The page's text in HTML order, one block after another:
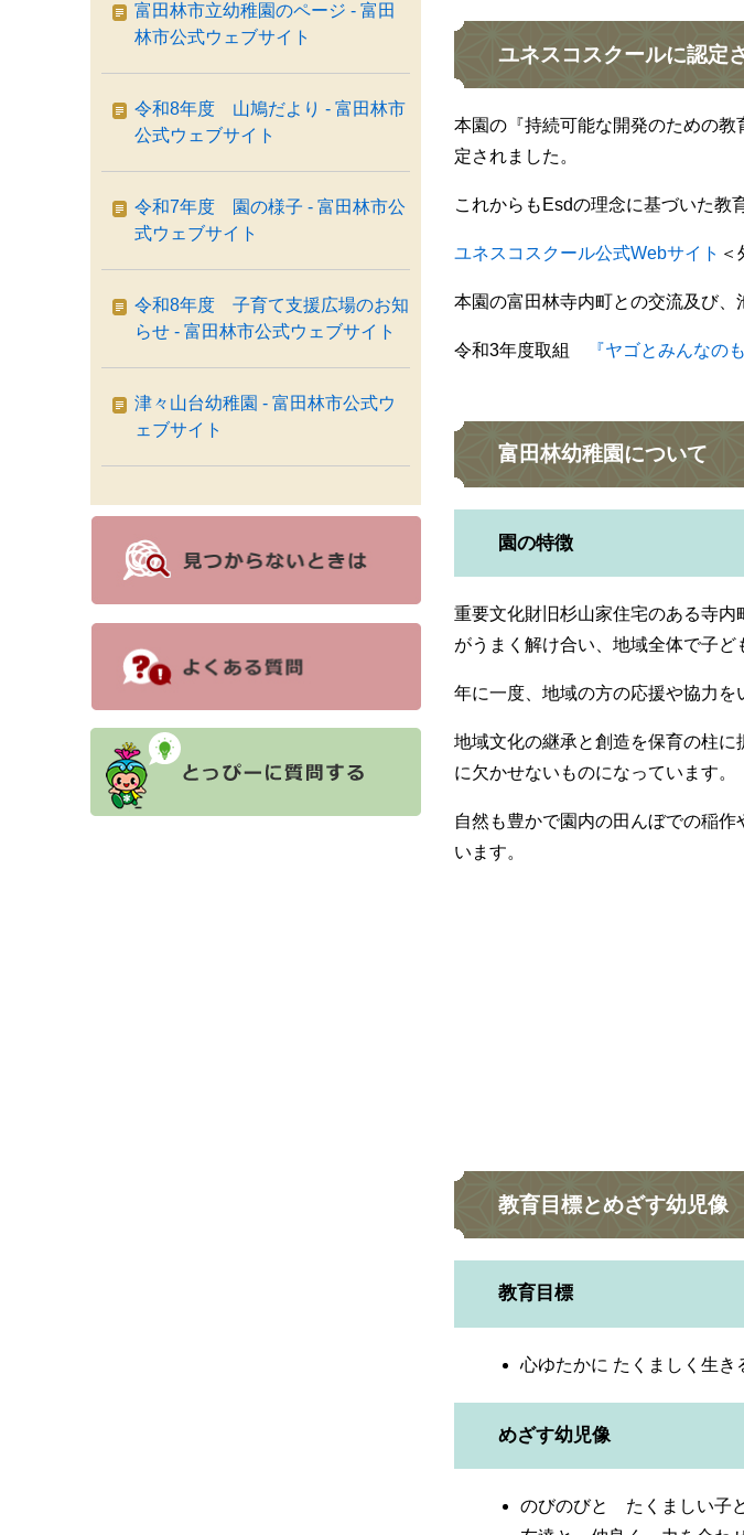
富田林市立幼稚園のページ - 富田
林市公式ウェブサイト
令和8年度 山鳩だより - 富田林市
公式ウェブサイト
令和7年度 園の様子 - 富田林市公
式ウェブサイト
令和8年度 子育て支援広場のお知
らせ - 富田林市公式ウェブサイト
津々山台幼稚園 - 富田林市公式ウ
ェブサイト
ユネスコスクールに認定
本園の『持続可能な開発のための
定されました。
これからもEsdの理念に基づいた教
ユネスコスクール公式Webサイト ＜
本園の富田林寺内町との交流及び、
令和3年度取組 『ヤゴとみんなの
富田林幼稚園について
園の特徴
重要文化財旧杉山家住宅のある寺
がうまく解け合い、地域全体で子ど
年に一度、地域の方の応援や協力を
地域文化の継承と創造を保育の柱
に欠かせないものになっています。
自然も豊かで園内の田んぼでの稲
います。
教育目標とめざす幼児像
教育目標
心ゆたかに たくましく生き
めざす幼児像
のびのびと たくましい子